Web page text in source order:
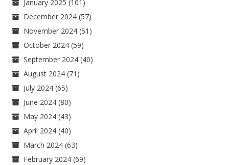
January 2025 (101)
December 2024 (57)
November 2024 (51)
October 2024 (59)
September 2024 (40)
August 2024 (71)
July 2024 (65)
June 2024 (80)
May 2024 (43)
April 2024 (40)
March 2024 (63)
February 2024 (69)